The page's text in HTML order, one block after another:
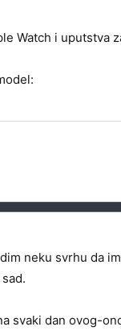
Watch i uputstva
neku svrhu da
svaki dan ovog-